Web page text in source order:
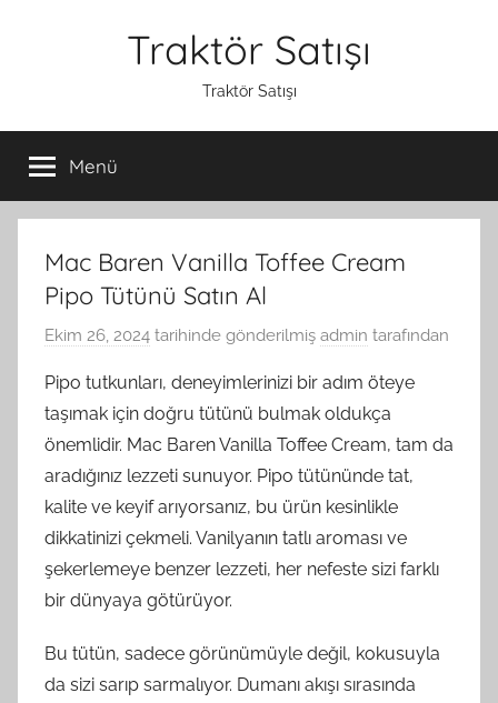
Traktör Satışı
Traktör Satışı
Menü
Mac Baren Vanilla Toffee Cream
Pipo Tütünü Satın Al
Ekim 26, 2024 tarihinde gönderilmiş admin tarafından
Pipo tutkunları, deneyimlerinizi bir adım öteye
taşımak için doğru tütünü bulmak oldukça
önemlidir. Mac Baren Vanilla Toffee Cream, tam da
aradığınız lezzeti sunuyor. Pipo tütününde tat,
kalite ve keyif arıyorsanız, bu ürün kesinlikle
dikkatinizi çekmeli. Vanilyanın tatlı aroması ve
şekerlemeye benzer lezzeti, her nefeste sizi farklı
bir dünyaya götürüyor.
Bu tütün, sadece görünümüyle değil, kokusuyla
da sizi sarıp sarmalıyor. Dumanı akışı sırasında